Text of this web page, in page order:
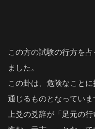
この方の試験の行方を
ました。
この卦は、危険なこと
通じるものとなっていま
上爻の爻辞が「足元の